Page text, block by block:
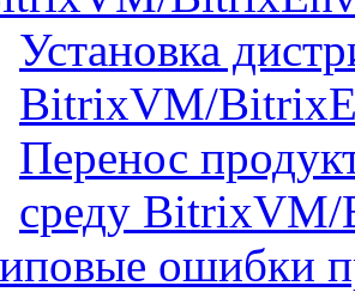
Установка
BitrixVM/
Перенос
среду
ошибки